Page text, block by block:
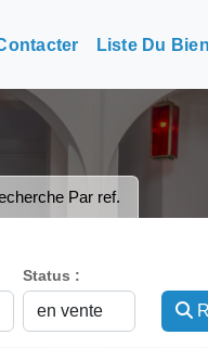
Liste Du
Par ref.
Status :